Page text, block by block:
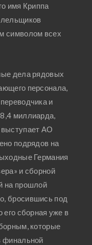
имя Криппа
символом всех
дела рядовых
персонала,
и
миллиарда,
выступает АО
подрядов на
Германия
и сборной
на прошлой
бросившись под
его сборная уже в
которые
финальной